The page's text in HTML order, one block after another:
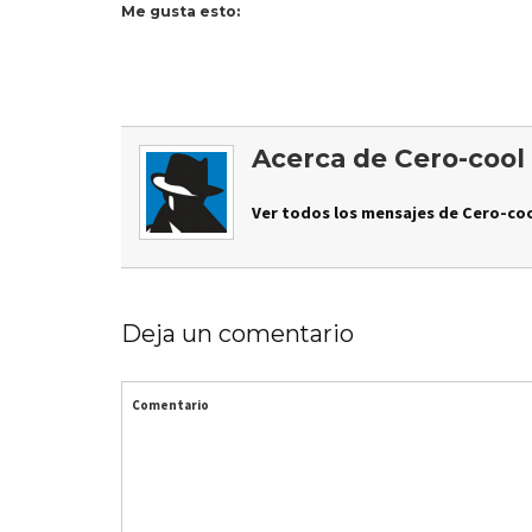
Me gusta esto:
Acerca de Cero-cool
Ver todos los mensajes de Cero-
Deja un comentario
Comentario